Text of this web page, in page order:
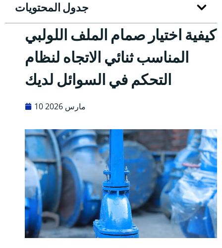
جدول المحتويات
كيفية اختيار صمام الملف اللولبي
المناسب ثنائي الاتجاه لنظام
التحكم في السوائل لديك